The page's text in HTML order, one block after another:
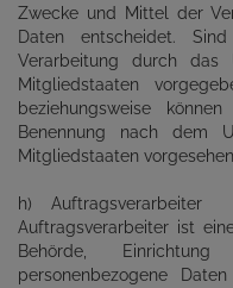
Zwecke und Mittel der
Daten entscheidet.
Verarbeitung durch
Mitgliedstaaten
beziehungsweise
Benennung nach dem
Mitgliedstaaten
h) Auftragsverarbeiter
Auftragsverarbeiter ist
Behörde,
personenbezogene